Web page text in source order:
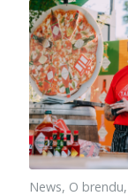
News, O brendu